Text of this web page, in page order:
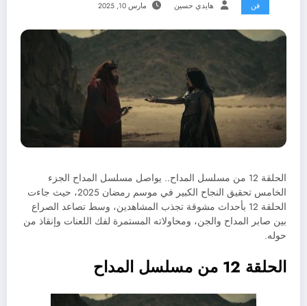
فن هايدي حسين مارس 10, 2025
الحلقة 12 من مسلسل المداح.. يواصل مسلسل المداح الجزء
الخامس تحقيق النجاح الكبير في موسم رمضان 2025، حيث جاءت
الحلقة 12 بأحداث مشوقة تجذب المشاهدين، وسط تصاعد الصراع
بين صابر المداح والجن، ومحاولاته المستمرة لفك اللعنات وإنقاذ من
حوله.
الحلقة 12 من مسلسل المداح